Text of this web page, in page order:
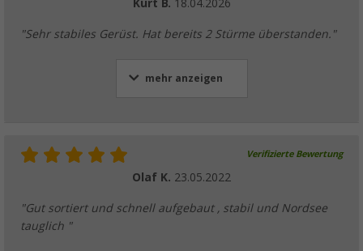
Kurt B. 18.04.2026
"Sehr stabiles Gerüst. Hat bereits 2 Stürme überstanden."
mehr anzeigen
Verifizierte Bewertung
Olaf K. 23.05.2022
"Gut sortiert und schnell aufgebaut , stabil und Nordsee
tauglich "